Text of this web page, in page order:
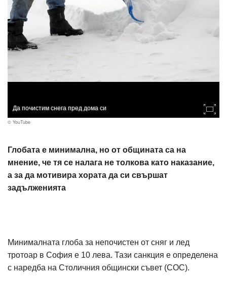
Да почистим снега пред дома си
© YouTube
Глобата е минимална, но от общината са на
мнение, че тя се налага не толкова като наказание,
а за да мотивира хората да си свършат
задълженията
Минималната глоба за непочистен от сняг и лед
тротоар в София е 10 лева. Тази санкция е определена
с наредба на Столичния общински съвет (СОС).